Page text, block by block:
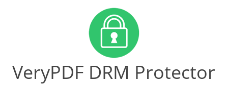
VeryPDF DRM Protector